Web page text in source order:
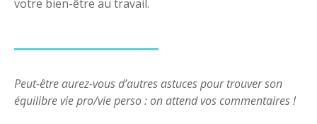
votre bien-être au travail.
Peut-être aurez-vous d’autres astuces pour trouver son
équilibre vie pro/vie perso : on attend vos commentaires !